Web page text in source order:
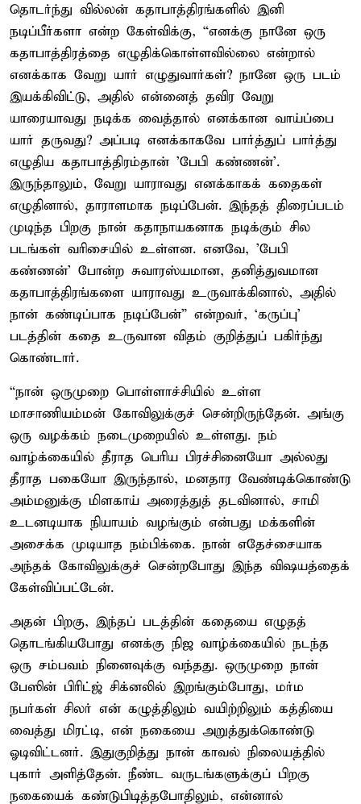
தொடர்ந்து வில்லன் கதாபாத்திரங்களில் இனி
நடிப்பீர்களா என்ற கேள்விக்கு, “எனக்கு நானே ஒரு
கதாபாத்திரத்தை எழுதிக்கொள்ளவில்லை என்றால்
எனக்காக வேறு யார் எழுதுவார்கள்? நானே ஒரு படம்
இயக்கிவிட்டு, அதில் என்னைத் தவிர வேறு
யாரையாவது நடிக்க வைத்தால் எனக்கான வாய்ப்பை
யார் தருவது? அப்படி எனக்காகவே பார்த்துப் பார்த்து
எழுதிய கதாபாத்திரம்தான் 'பேபி கண்ணன்'.
இருந்தாலும், வேறு யாராவது எனக்காகக் கதைகள்
எழுதினால், தாராளமாக நடிப்பேன். இந்தத் திரைப்படம்
முடிந்த பிறகு நான் கதாநாயகனாக நடிக்கும் சில
படங்கள் வரிசையில் உள்ளன. எனவே, 'பேபி
கண்ணன்' போன்ற சுவாரஸ்யமான, தனித்துவமான
கதாபாத்திரங்களை யாராவது உருவாக்கினால், அதில்
நான் கண்டிப்பாக நடிப்பேன்” என்றவர், ‘கருப்பு’
படத்தின் கதை உருவான விதம் குறித்துப் பகிர்ந்து
கொண்டார்.
“நான் ஒருமுறை பொள்ளாச்சியில் உள்ள
மாசாணியம்மன் கோவிலுக்குச் சென்றிருந்தேன். அங்கு
ஒரு வழக்கம் நடைமுறையில் உள்ளது. நம்
வாழ்க்கையில் தீராத பெரிய பிரச்சினையோ அல்லது
தீராத பகையோ இருந்தால், மனதார வேண்டிக்கொண்டு
அம்மனுக்கு மிளகாய் அரைத்துத் தடவினால், சாமி
உடனடியாக நியாயம் வழங்கும் என்பது மக்களின்
அசைக்க முடியாத நம்பிக்கை. நான் எதேச்சையாக
அந்தக் கோவிலுக்குச் சென்றபோது இந்த விஷயத்தைக்
கேள்விப்பட்டேன்.
அதன் பிறகு, இந்தப் படத்தின் கதையை எழுதத்
தொடங்கியபோது எனக்கு நிஜ வாழ்க்கையில் நடந்த
ஒரு சம்பவம் நினைவுக்கு வந்தது. ஒருமுறை நான்
பேஸின் பிரிட்ஜ் சிக்னலில் இறங்கும்போது, மர்ம
நபர்கள் சிலர் என் கழுத்திலும் வயிற்றிலும் கத்தியை
வைத்து மிரட்டி, என் நகையை அறுத்துக்கொண்டு
ஓடிவிட்டனர். இதுகுறித்து நான் காவல் நிலையத்தில்
புகார் அளித்தேன். நீண்ட வருடங்களுக்குப் பிறகு
நகையைக் கண்டுபிடித்தபோதிலும், என்னால்